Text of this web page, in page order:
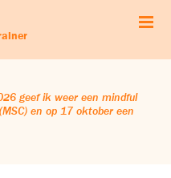
geef ik weer een mindful
en op 17 oktober een